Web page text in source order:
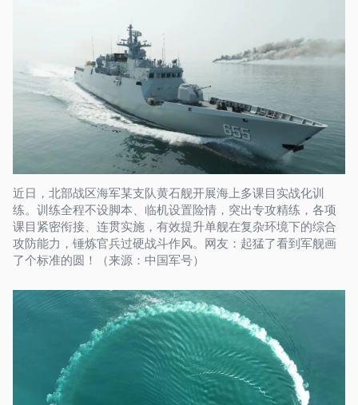
近日，北部战区海军某支队黄石舰开展海上多课目实战化训
练。训练全程不设脚本、临机设置险情，突出专攻精练，各项
课目紧密衔接、连贯实施，有效提升单舰在复杂环境下的综合
攻防能力，锤炼官兵过硬战斗作风。网友：起猛了看到军舰画
了个标准的圆！（来源：中国军号）